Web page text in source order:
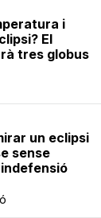
i
El
tres globus
un eclipsi
sense